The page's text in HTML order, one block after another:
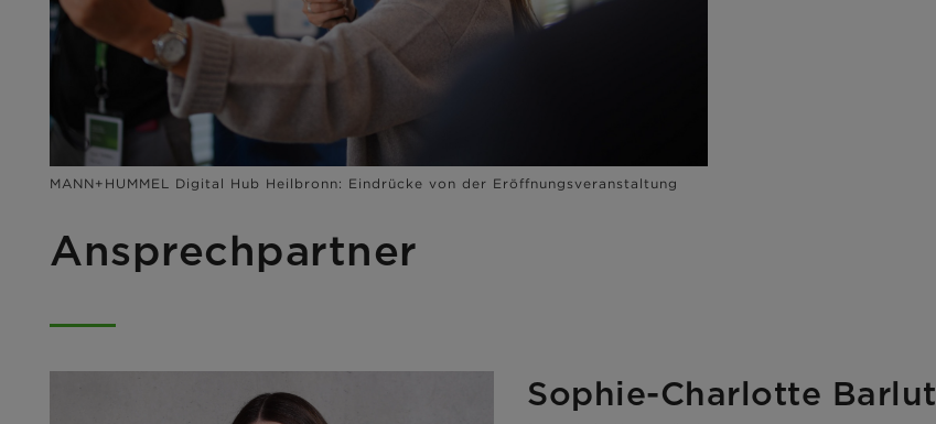
MANN+HUMMEL Digital Hub Heilbronn: Eindrücke von der Eröffnungsveranstaltung
Ansprechpartner
Sophie-Charlotte Barlut